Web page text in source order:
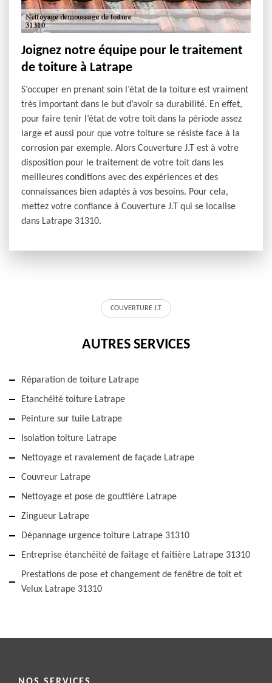
Joignez notre équipe pour le traitement
de toiture à Latrape
S’occuper en prenant soin l’état de la toiture est vraiment
très important dans le but d’avoir sa durabilité. En effet,
pour faire tenir l’état de votre toit dans la période assez
large et aussi pour que votre toiture se résiste face à la
corrosion par exemple. Alors Couverture J.T est à votre
disposition pour le traitement de votre toit dans les
meilleures conditions avec des expériences et des
connaissances bien adaptés à vos besoins. Pour cela,
mettez votre confiance à Couverture J.T qui se localise
dans Latrape 31310.
COUVERTURE J.T
AUTRES SERVICES
Réparation de toiture Latrape
Etanchéité toiture Latrape
Peinture sur tuile Latrape
Isolation toiture Latrape
Nettoyage et ravalement de façade Latrape
Couvreur Latrape
Nettoyage et pose de gouttière Latrape
Zingueur Latrape
Dépannage urgence toiture Latrape 31310
Entreprise étanchéité de faitage et faitière Latrape 31310
Prestations de pose et changement de fenêtre de toit et
Velux Latrape 31310